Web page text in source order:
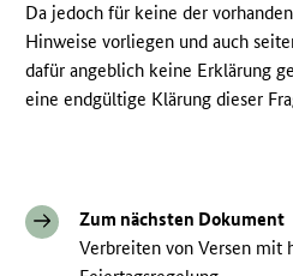
Da jedoch für keine der
Hinweise vorliegen und auch
dafür angeblich keine Erklärung
eine endgültige Klärung dieser
Zum nächsten Dokument
Verbreiten von Versen mit